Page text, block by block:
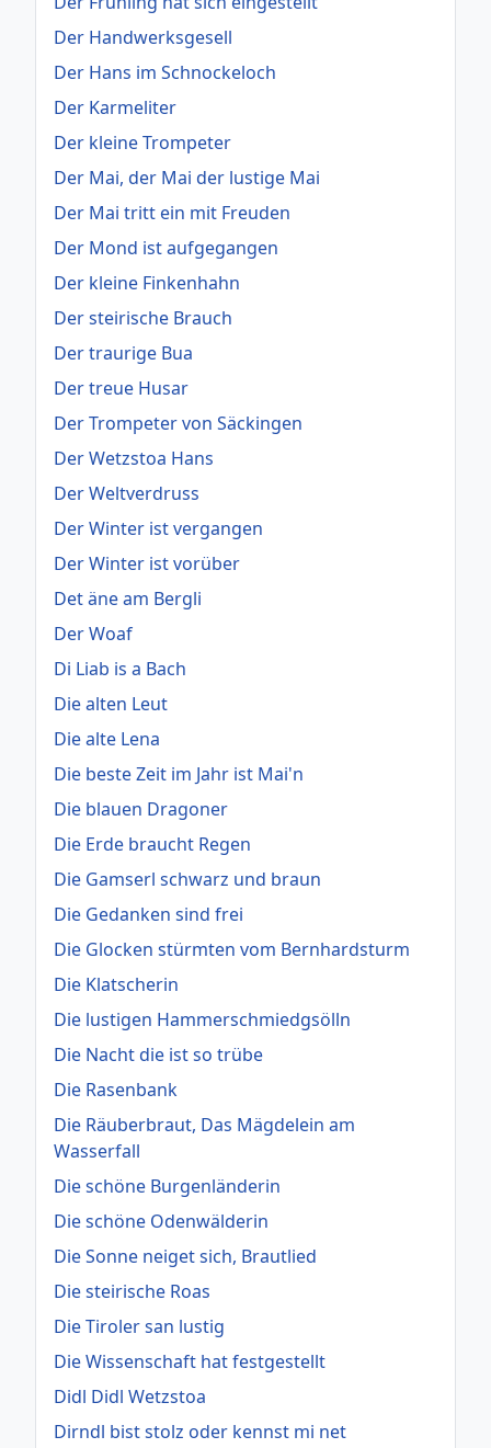
Der Handwerksgesell
Der Hans im Schnockeloch
Der Karmeliter
Der kleine Trompeter
Der Mai, der Mai der lustige Mai
Der Mai tritt ein mit Freuden
Der Mond ist aufgegangen
Der kleine Finkenhahn
Der steirische Brauch
Der traurige Bua
Der treue Husar
Der Trompeter von Säckingen
Der Wetzstoa Hans
Der Weltverdruss
Der Winter ist vergangen
Der Winter ist vorüber
Det äne am Bergli
Der Woaf
Di Liab is a Bach
Die alten Leut
Die alte Lena
Die beste Zeit im Jahr ist Mai'n
Die blauen Dragoner
Die Erde braucht Regen
Die Gamserl schwarz und braun
Die Gedanken sind frei
Die Glocken stürmten vom Bernhardsturm
Die Klatscherin
Die lustigen Hammerschmiedgsölln
Die Nacht die ist so trübe
Die Rasenbank
Die Räuberbraut, Das Mägdelein am
Wasserfall
Die schöne Burgenländerin
Die schöne Odenwälderin
Die Sonne neiget sich, Brautlied
Die steirische Roas
Die Tiroler san lustig
Die Wissenschaft hat festgestellt
Didl Didl Wetzstoa
Dirndl bist stolz oder kennst mi net